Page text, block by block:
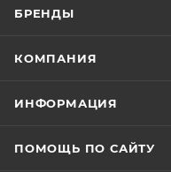
БРЕНДЫ
КОМПАНИЯ
ИНФОРМАЦИЯ
ПОМОЩЬ ПО САЙТУ